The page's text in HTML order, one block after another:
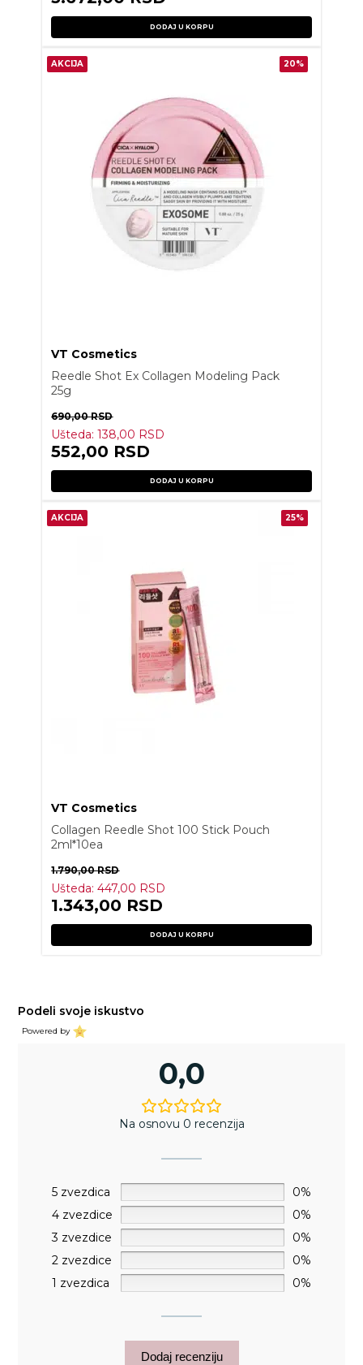
DODAJ U KORPU
AKCIJA 20%
VT Cosmetics
Reedle Shot Ex Collagen Modeling Pack
25g
690,00RSD
Ušteda:138,00 RSD
552,00 RSD
DODAJ U KORPU
AKCIJA 25%
VT Cosmetics
Collagen Reedle Shot 100 Stick Pouch
2ml*10ea
1.790,00RSD
Ušteda:447,00 RSD
1.343,00 RSD
DODAJ U KORPU
Podeli svoje iskustvo
Powered by
0,0
Na osnovu 0 recenzija
5 zvezdica
0%
4 zvezdice
0%
3 zvezdice
0%
2 zvezdice
0%
1 zvezdica
0%
Dodaj recenziju